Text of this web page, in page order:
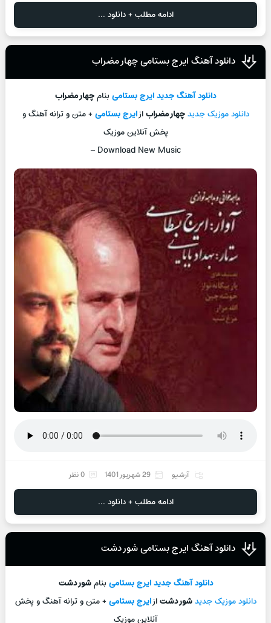
ادامه مطلب + دانلود ...
دانلود آهنگ ایرج بستامی چهار مضراب
دانلود آهنگ جدیدایرج بستامیبنامچهار مضراب
دانلود موزیک جدیدچهار مضرابازایرج بستامی+ متن و ترانه آهنگ و
پخش آنلاین موزیک
Download New Music
–
آرشیو 29 شهریور 1401 0 نظر
ادامه مطلب + دانلود ...
دانلود آهنگ ایرج بستامی شور دشت
دانلود آهنگ جدیدایرج بستامیبنامشور دشت
دانلود موزیک جدیدشور دشتازایرج بستامی+ متن و ترانه آهنگ و پخش
آنلاین موزیک